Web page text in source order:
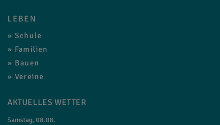
LEBEN
Schule
Familien
Bauen
Vereine
AKTUELLES WETTER
Samstag, 08.08.